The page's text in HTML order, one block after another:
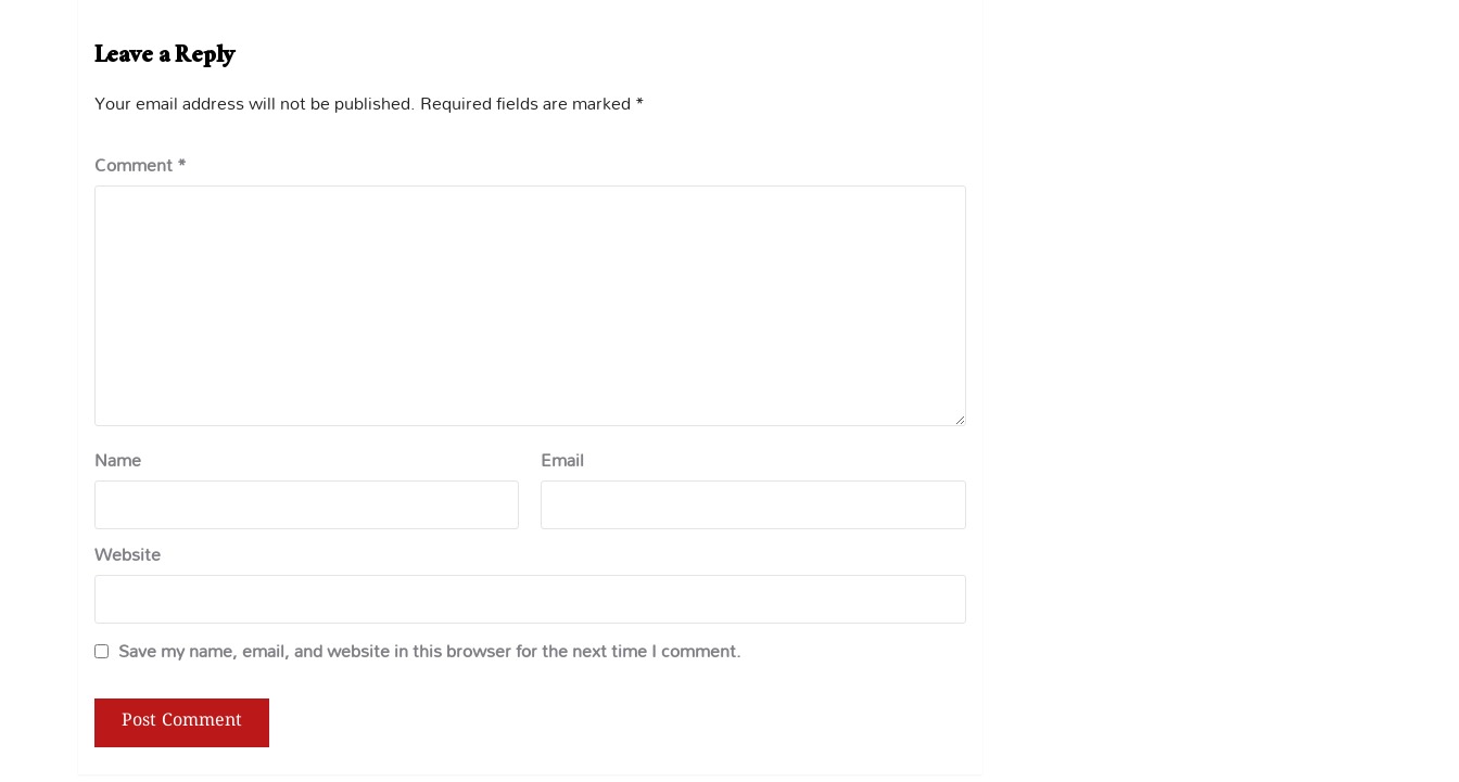
Leave a Reply
Your email address will not be published. Required fields are marked*
Comment*
Name Email
Website
Save my name, email, and website in this browser for the next time I comment.